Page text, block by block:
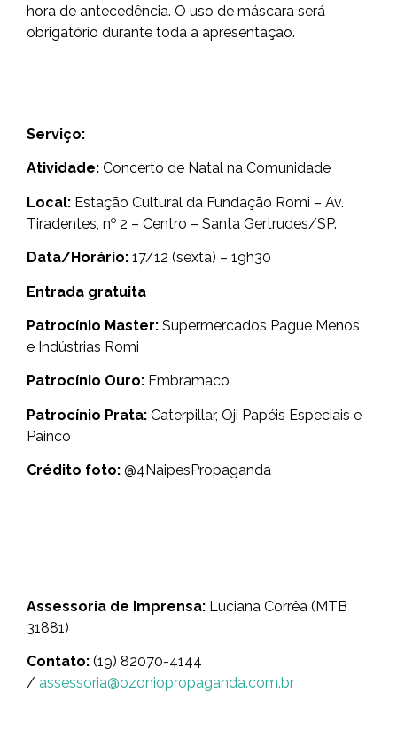
hora de antecedência. O uso de máscara será
obrigatório durante toda a apresentação.
Serviço:
Atividade: Concerto de Natal na Comunidade
Local: Estação Cultural da Fundação Romi – Av.
Tiradentes, no 2 – Centro – Santa Gertrudes/SP.
Data/Horário: 17/12 (sexta) – 19h30
Entrada gratuita
Patrocínio Master: Supermercados Pague Menos
e Indústrias Romi
Patrocínio Ouro: Embramaco
Patrocínio Prata: Caterpillar, Oji Papéis Especiais e
Painco
Crédito foto: @4NaipesPropaganda
Assessoria de Imprensa: Luciana Corrêa (MTB
31881)
Contato: (19) 82070-4144
/ assessoria@ozoniopropaganda.com.br